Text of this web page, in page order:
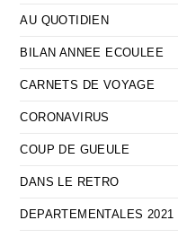
AU QUOTIDIEN
BILAN ANNEE ECOULEE
CARNETS DE VOYAGE
CORONAVIRUS
COUP DE GUEULE
DANS LE RETRO
DEPARTEMENTALES 2021